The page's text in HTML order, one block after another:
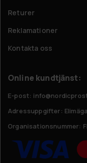
Returer
Reklamationer
Kontakta oss
Online kundtjänst:
E-post:
Adressuppgifter:
Organisationsnummer: